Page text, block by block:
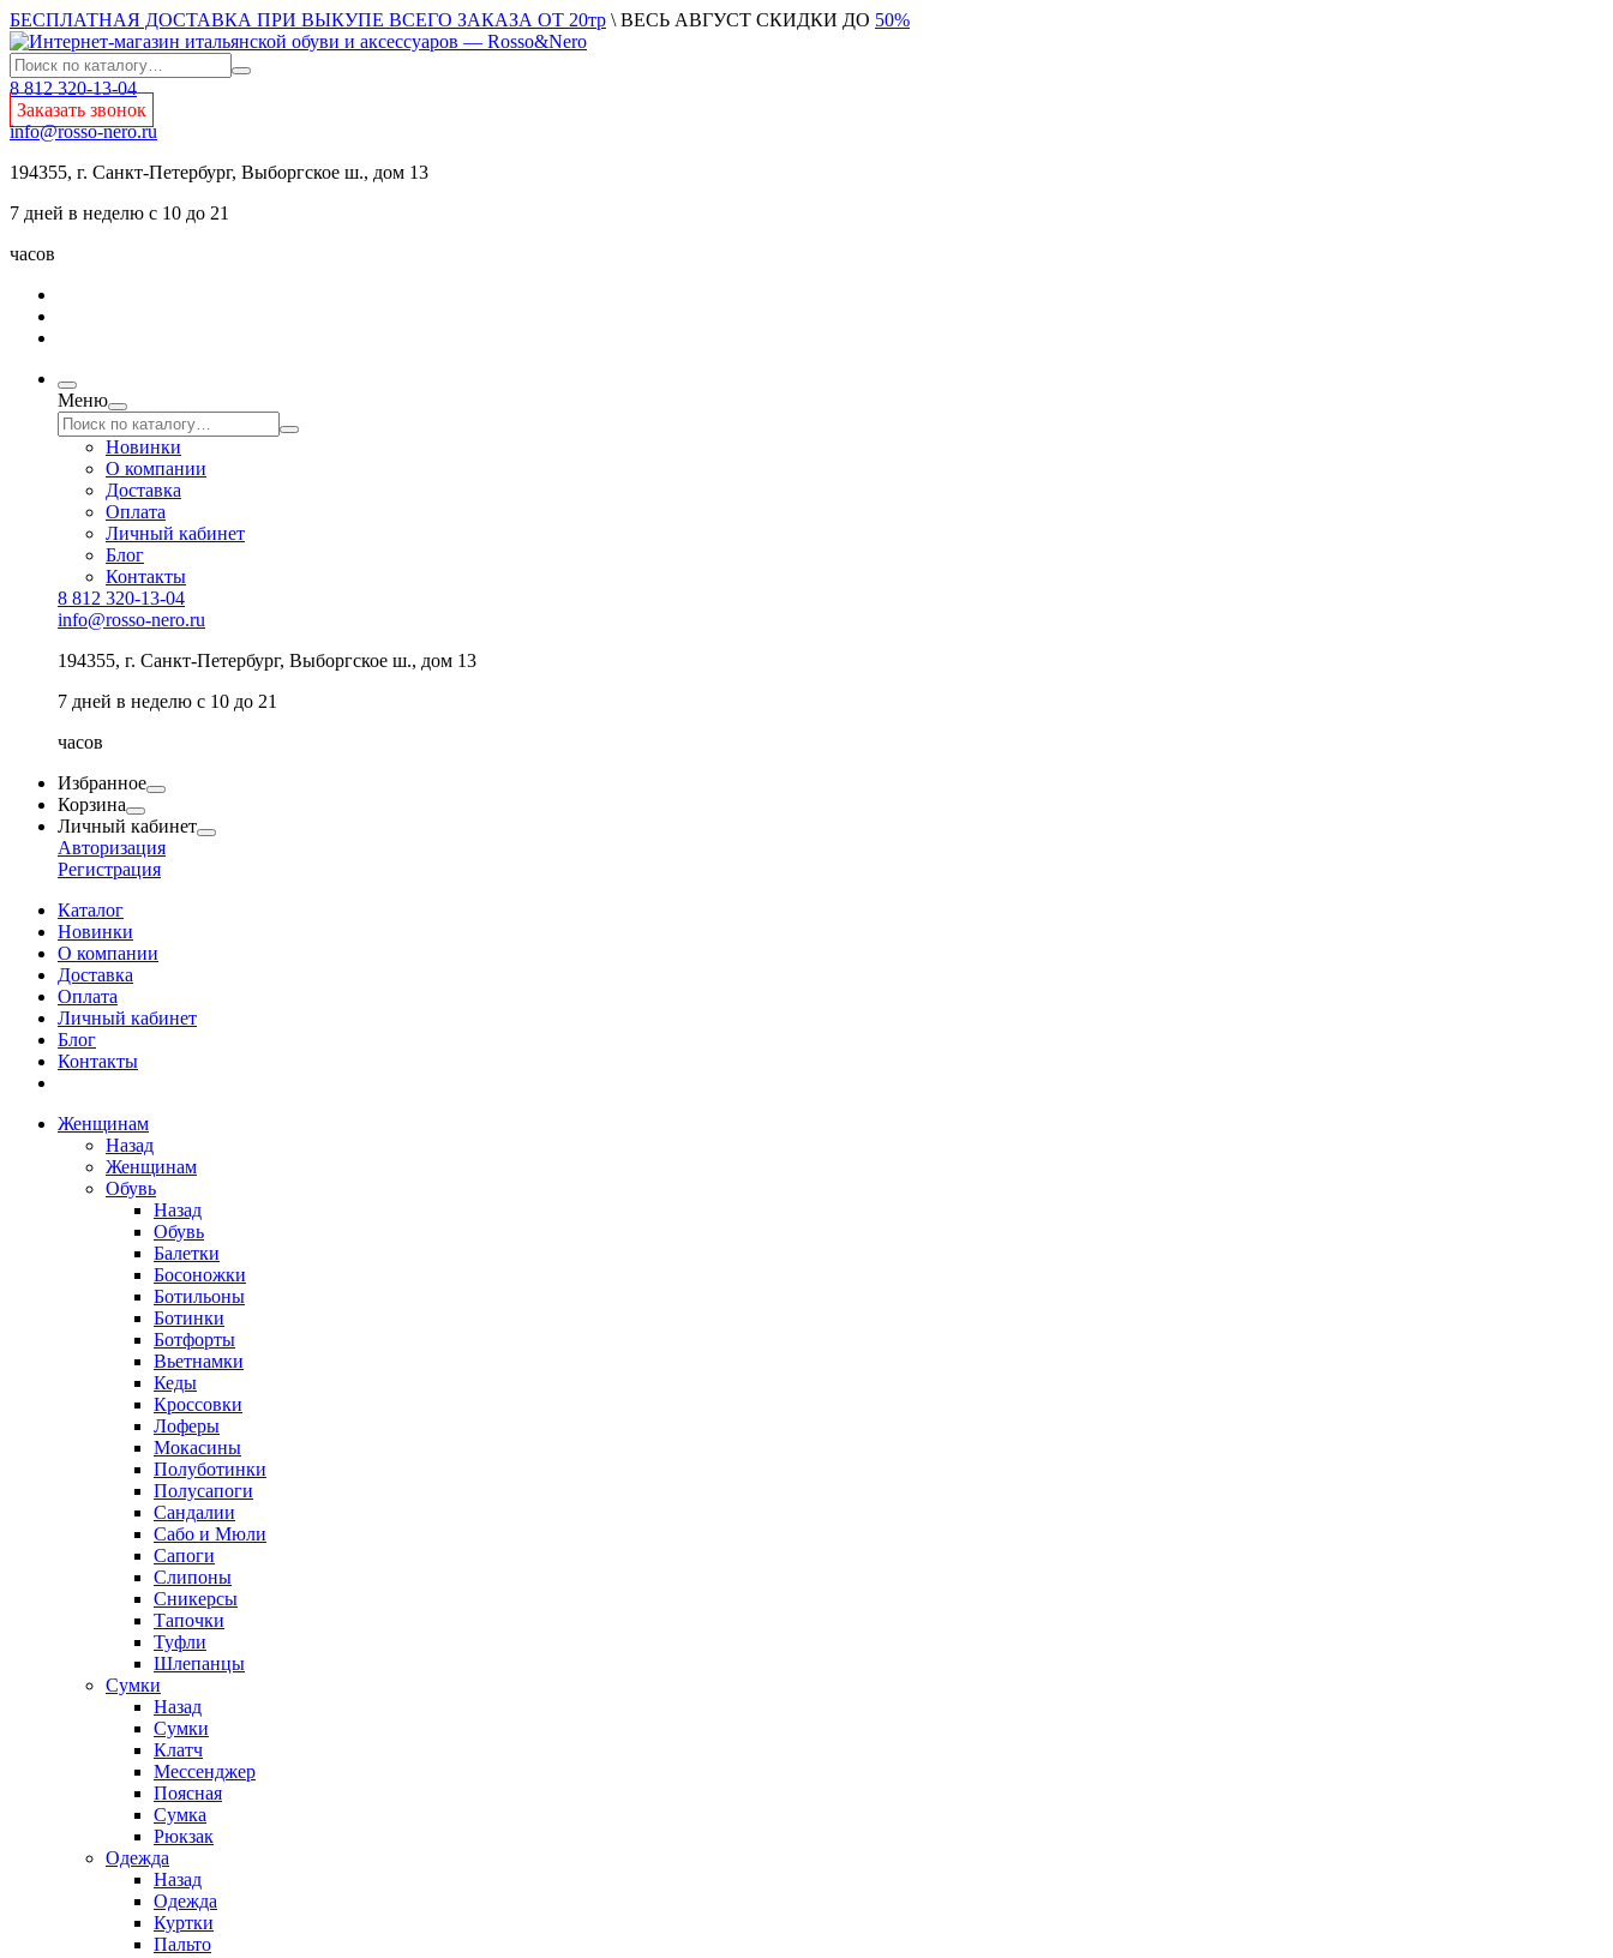
БЕСПЛАТНАЯ ДОСТАВКА ПРИ ВЫКУПЕ ВСЕГО ЗАКАЗА ОТ 20тр \ ВЕСЬ АВГУСТ СКИДКИ ДО 50%
8 812 320-13-04
Заказать звонок
info@rosso-nero.ru
194355, г. Санкт-Петербург, Выборгское ш., дом 13
7 дней в неделю с 10 до 21
часов
Меню
Новинки
О компании
Доставка
Оплата
Личный кабинет
Блог
Контакты
8 812 320-13-04
info@rosso-nero.ru
194355, г. Санкт-Петербург, Выборгское ш., дом 13
7 дней в неделю с 10 до 21
часов
Избранное
Корзина
Личный кабинет
Авторизация
Регистрация
Каталог
Новинки
О компании
Доставка
Оплата
Личный кабинет
Блог
Контакты
Женщинам
Назад
Женщинам
Обувь
Назад
Обувь
Балетки
Босоножки
Ботильоны
Ботинки
Ботфорты
Вьетнамки
Кеды
Кроссовки
Лоферы
Мокасины
Полуботинки
Полусапоги
Сандалии
Сабо и Мюли
Сапоги
Слипоны
Сникерсы
Тапочки
Туфли
Шлепанцы
Cумки
Назад
Cумки
Клатч
Мессенджер
Поясная
Сумка
Рюкзак
Одежда
Назад
Одежда
Куртки
Пальто